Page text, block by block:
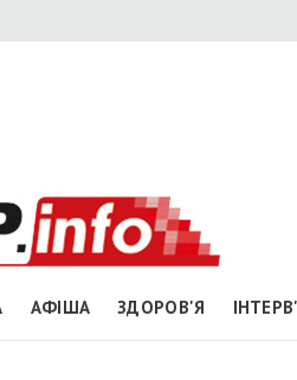
АФІША ЗДОРОВ'Я